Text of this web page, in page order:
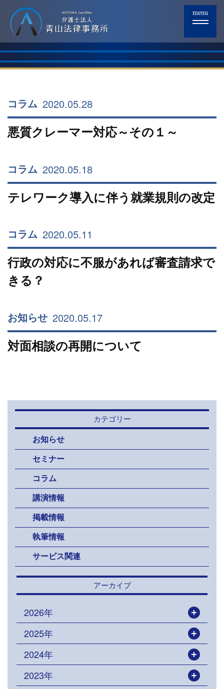
menu
コラム 2020.05.28
悪質クレーマー対応～その１～
コラム 2020.05.18
テレワーク導入に伴う就業規則の改定
コラム 2020.05.11
行政の対応に不服があれば審査請求で
きる？
お知らせ 2020.05.17
対面相談の再開について
カテゴリー
お知らせ
セミナー
コラム
講演情報
掲載情報
執筆情報
サービス関連
アーカイブ
2026年
2025年
2024年
2023年